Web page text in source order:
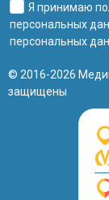
Я принимаю
персональных
персональных
© 2016-2026
защищены